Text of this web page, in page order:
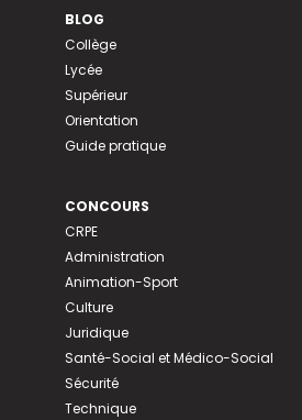
BLOG
Collège
Lycée
Supérieur
Orientation
Guide pratique
CONCOURS
CRPE
Administration
Animation-Sport
Culture
Juridique
Santé-Social et Médico-Social
Sécurité
Technique